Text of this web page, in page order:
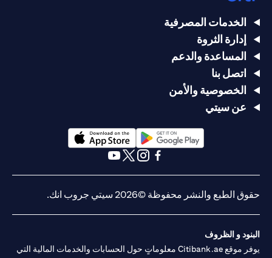
الخدمات المصرفية
إدارة الثروة
المساعدة والدعم
اتصل بنا
الخصوصية والأمن
عن سيتي
(opens in a new tab)
حقوق الطبع والنشر محفوظة ©2026 سيتي جروب انك.
البنود و الظروف
يوفر موقع Citibank.ae معلوماتٍ حول الحسابات والخدمات المالية التي